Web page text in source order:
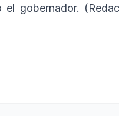
gobernador.